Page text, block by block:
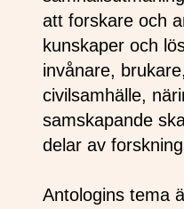
att forskare och
kunskaper och
invånare,
civilsamhälle,
samskapande
delar av
Antologins tema